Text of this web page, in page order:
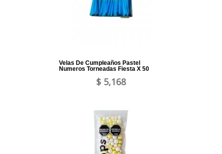
Velas De Cumpleaños Pastel
Numeros Torneadas Fiesta X 50
$ 5,168